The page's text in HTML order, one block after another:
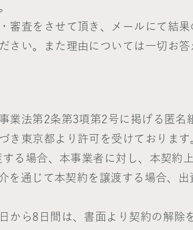
審査をさせて頂き、メールにて結
い。また理由については一切お答
法第2条第3項第2号に掲げる匿名
東京都より許可を受けております
る場合、本事業者に対し、本契約
通じて本契約を譲渡する場合、
ら8日間は、書面より契約の解除